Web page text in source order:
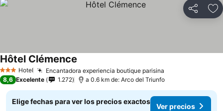
Compartir
3 Estrellas
Hotel Encantadora experiencia boutique parisina
Hôtel Clémence
8,6 Excelente 1.272 a 0.6 km de: Arco del Triunfo
Elige fechas para ver los precios exactos
Ver precios